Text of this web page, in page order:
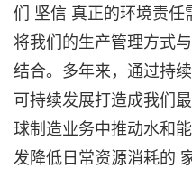
们 坚信 真正的环境责
将我们的生产管理方式
结合。多年来，通过持
可持续发展打造成我们
球制造业务中推动水和
发降低日常资源消耗的